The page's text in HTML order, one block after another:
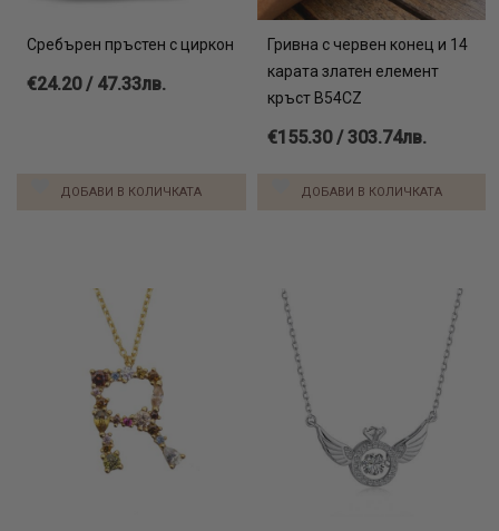
Сребърен пръстен с циркон
€24.20 / 47.33лв.
ДОБАВИ В КОЛИЧКАТА
Гривна с червен конец и 14
карата златен елемент
кръст B54CZ
€155.30 / 303.74лв.
ДОБАВИ В КОЛИЧКАТА